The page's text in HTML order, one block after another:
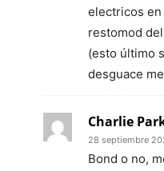
electricos
restomod
(esto último
desguace
Charlie
28 septiembre
Bond o no,